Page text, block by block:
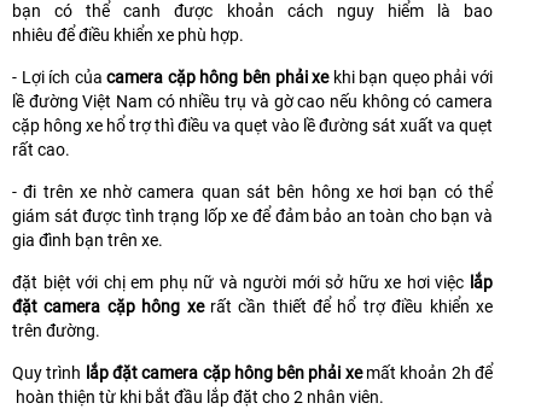
bạn có thể canh được khoản cách nguy hiểm là bao
nhiêu để điều khiển xe phù hợp.
- Lợi ích củacamera cặp hông bên phải xekhi bạn quẹo phải với
lề đường Việt Nam có nhiều trụ và gờ cao nếu không có camera
cặp hông xe hổ trợ thì điều va quẹt vào lề đường sát xuất va quẹt
rất cao.
- đi trên xe nhờ camera quan sát bên hông xe hơi bạn có thể
giám sát được tình trạng lốp xe để đảm bảo an toàn cho bạn và
gia đình bạn trên xe.
đặt biệt với chị em phụ nữ và người mới sở hữu xe hơi việc lắp
đặt camera cặp hông xerất cần thiết để hổ trợ điều khiển xe
trên đường.
Quy trình lắp đặt camera cặp hông bên phải xemất khoản 2h để
hoàn thiện từ khi bắt đầu lắp đặt cho 2 nhân viên.